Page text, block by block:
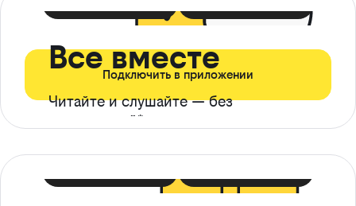
Все вместе
Читайте и слушайте — без
ограничений*
Подключить в приложении